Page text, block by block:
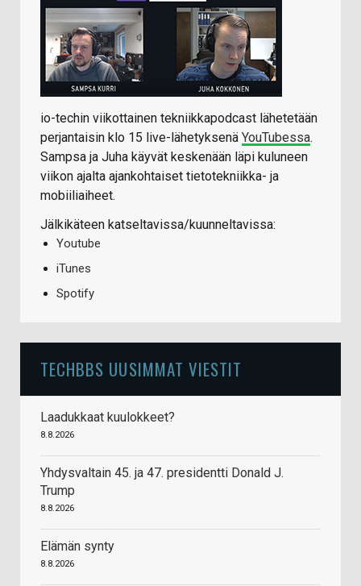
io-techin viikottainen tekniikkapodcast lähetetään
perjantaisin klo 15 live-lähetyksenä YouTubessa.
Sampsa ja Juha käyvät keskenään läpi kuluneen
viikon ajalta ajankohtaiset tietotekniikka- ja
mobiiliaiheet.
Jälkikäteen katseltavissa/kuunneltavissa:
Youtube
iTunes
Spotify
TECHBBS UUSIMMAT VIESTIT
Laadukkaat kuulokkeet?
8.8.2026
Yhdysvaltain 45. ja 47. presidentti Donald J.
Trump
8.8.2026
Elämän synty
8.8.2026